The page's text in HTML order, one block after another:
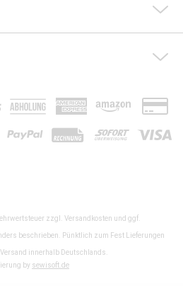
zzgl. Versandkosten und ggf.
beschrieben. Pünktlich zum Fest Lieferungen
innerhalb Deutschlands.
by sewisoft.de